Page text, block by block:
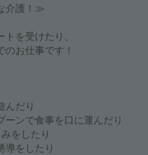
介護！≫
を受けたり、
お仕事です！
んだり
ーンで食事を口に運んだり
をしたり
導をしたり